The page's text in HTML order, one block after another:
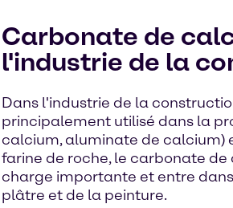
Carbonate de
l'industrie de la
Dans l'industrie de la
principalement utilisé dans la
calcium, aluminate de calcium)
farine de roche, le carbonate
charge importante et entre
plâtre et de la peinture.